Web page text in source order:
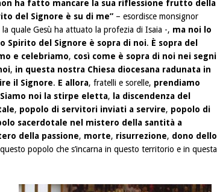
ha fatto mancare la sua riflessione frutto della
del Signore è su di me” – esordisce monsignor
quale Gesù ha attuato la profezia di Isaia -, ma noi lo
Spirito del Signore è sopra di noi. È sopra del
e celebriamo, così come è sopra di noi nei segni
, in questa nostra Chiesa diocesana radunata in
il Signore. E allora, fratelli e sorelle, prendiamo
Siamo noi la stirpe eletta, la discendenza del
, popolo di servitori inviati a servire, popolo di
sacerdotale nel mistero della santità a
della passione, morte, risurrezione, dono dello
popolo che s’incarna in questo territorio e in questa